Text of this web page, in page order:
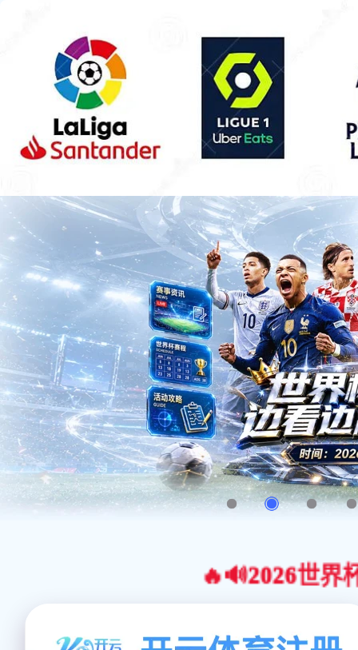
🔥🔊2026世界杯官网